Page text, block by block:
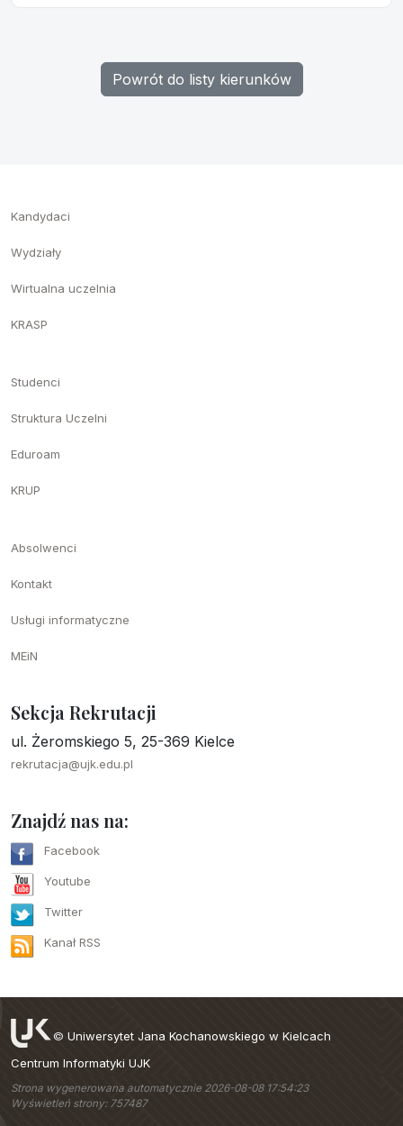
Powrót do listy kierunków
Kandydaci
Wydziały
Wirtualna uczelnia
KRASP
Studenci
Struktura Uczelni
Eduroam
KRUP
Absolwenci
Kontakt
Usługi informatyczne
MEiN
Sekcja Rekrutacji
ul. Żeromskiego 5, 25-369 Kielce
rekrutacja@ujk.edu.pl
Znajdź nas na:
Facebook
Youtube
Twitter
Kanał RSS
© Uniwersytet Jana Kochanowskiego w Kielcach
Centrum Informatyki UJK
Strona wygenerowana automatycznie 2026-08-08 17:54:23
Wyświetleń strony: 757487